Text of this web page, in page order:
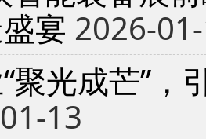
宴 2026-
聚光成芒”，
13